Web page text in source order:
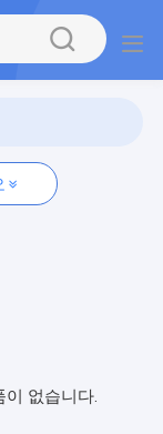
없습니다.